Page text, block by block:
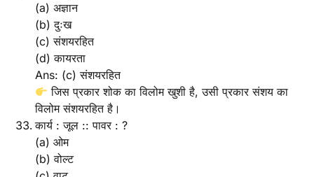
(a) अज्ञान
(b) दुःख
(c) संशयरहित
(d) कायरता
Ans: (c) संशयरहित
जिस प्रकार शोक का विलोम खुशी है, उसी प्रकार संशय का
विलोम संशयरहित है।
कार्य : जूल :: पावर : ?
(a) ओम
(b) वोल्ट